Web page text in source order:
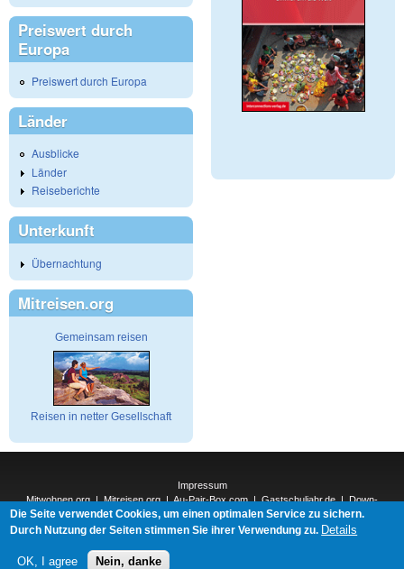
Preiswert durch
Europa
Preiswert durch Europa
Länder
Ausblicke
Länder
Reiseberichte
Unterkunft
Übernachtung
Mitreisen.org
Gemeinsam reisen
Reisen in netter Gesellschaft
Impressum
Mitwohnen.org|Mitreisen.org|Au-Pair-Box.com|Gastschuljahr.de|Down-
Under.org |Elderpair.com|
Interconnections-Verlag.de|Natur-und-Umwelt.org|ReiseTops.com|
Die Seite verwendet Cookies, um einen optimalen Service zu sichern.
Durch Nutzung der Seiten stimmen Sie ihrer Verwendung zu. Details
OK, I agree Nein, danke